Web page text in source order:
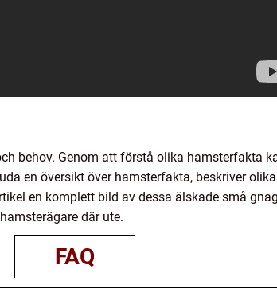
behov. Genom att förstå olika hamsterfakta
en översikt över hamsterfakta, beskriver
en komplett bild av dessa älskade små
där ute.
FAQ